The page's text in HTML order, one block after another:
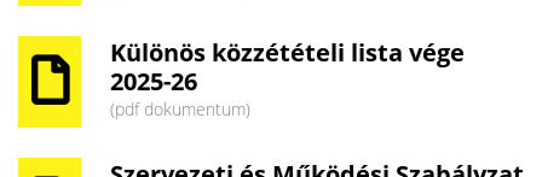
Különös közzétételi lista vége
2025-26
(pdf dokumentum)